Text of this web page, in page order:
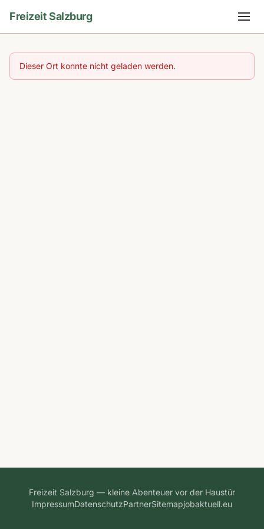
Freizeit Salzburg
Dieser Ort konnte nicht geladen werden.
Freizeit Salzburg — kleine Abenteuer vor der Haustür
ImpressumDatenschutzPartnerSitemapjobaktuell.eu